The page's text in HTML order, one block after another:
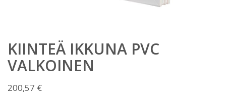
KIINTEÄ IKKUNA PVC
VALKOINEN
200,57 €